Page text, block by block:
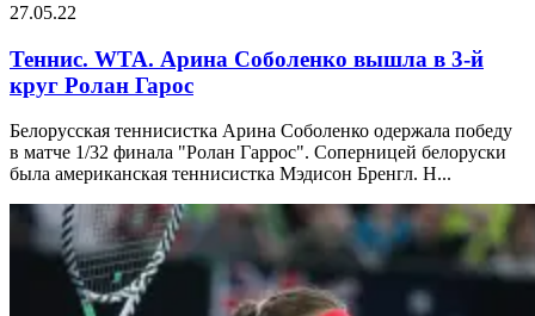
27.05.22
Теннис. WTA. Арина Соболенко вышла в 3-й
круг Ролан Гарос
Белорусская теннисистка Арина Соболенко одержала победу
в матче 1/32 финала "Ролан Гаррос". Соперницей белоруски
была американская теннисистка Мэдисон Бренгл. Н...